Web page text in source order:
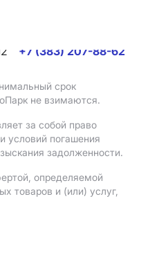
+7 (383) 207-88-62
срок
не взимаются.
за собой право
условий погашения
задолженности.
определяемой
товаров и (или) услуг,